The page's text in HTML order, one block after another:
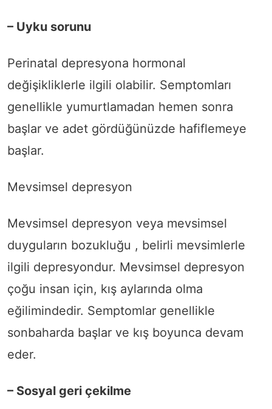
– Uyku sorunu
Perinatal depresyona hormonal
değişikliklerle ilgili olabilir. Semptomları
genellikle yumurtlamadan hemen sonra
başlar ve adet gördüğünüzde hafiflemeye
başlar.
Mevsimsel depresyon
Mevsimsel depresyon veya mevsimsel
duyguların bozukluğu , belirli mevsimlerle
ilgili depresyondur. Mevsimsel depresyon
çoğu insan için, kış aylarında olma
eğilimindedir. Semptomlar genellikle
sonbaharda başlar ve kış boyunca devam
eder.
– Sosyal geri çekilme